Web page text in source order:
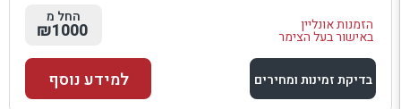
הזמנות אונליין
באישור בעל הצימר
החל מ
₪1000
בדיקת זמינות ומחירים למידע נוסף